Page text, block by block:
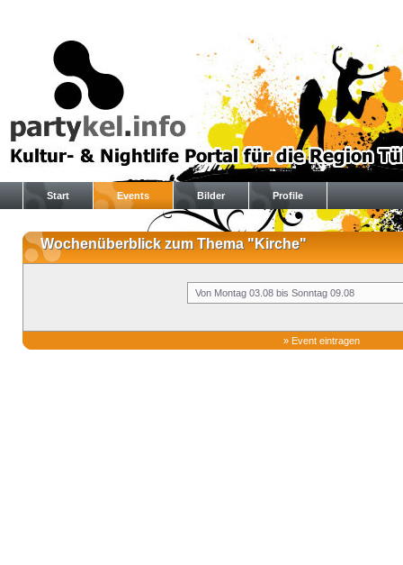
Start Events Bilder Profile
Wochenüberblick zum Thema "Kirche"
» Event eintragen